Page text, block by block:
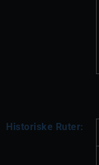
Historiske Ruter: